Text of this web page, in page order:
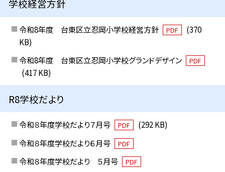
学校経営方針
令和8年度 台東区立忍岡小学校経営方針 PDF
(370
KB)
令和8年度 台東区立忍岡小学校グランドデザイン
PDF
(417 KB)
R8学校だより
令和８年度学校だより７月号 PDF
(292 KB)
令和８年度学校だより６月号
PDF
令和８年度学校だより ５月号 PDF